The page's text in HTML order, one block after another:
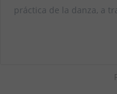
práctica de la danza, a